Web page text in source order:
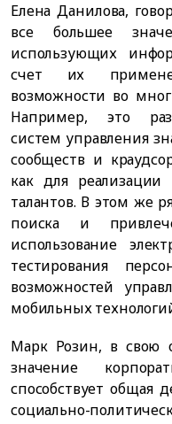
Елена Данилова,
все большее
использующих
счет их
возможности во
Например, это
систем управления
сообществ и
как для
талантов. В этом же
поиска и
использование
тестирования
возможностей
мобильных
Марк Розин, в свою
значение
способствует общая
социально-